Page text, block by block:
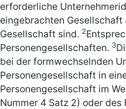
erforderliche
eingebrachten
Gesellschaft sind. 2
Personengesellschaften. 3
bei der formwechselnden
Personengesellschaft in
Personengesellschaft im
Nummer 4 Satz 2) oder